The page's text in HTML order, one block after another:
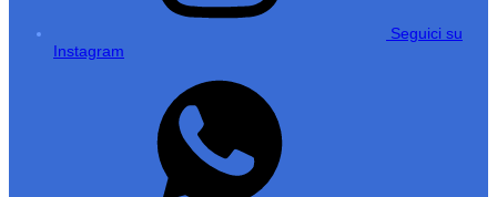
Seguici su
Instagram